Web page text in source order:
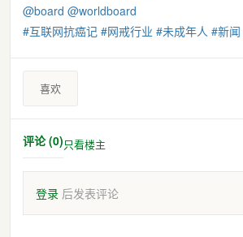
@board @worldboard
#互联网抗癌记 #网戒行业 #未成年人 #新闻
喜欢
评论 (0)只看楼主
登录 后发表评论